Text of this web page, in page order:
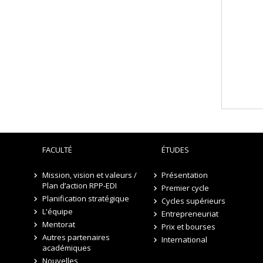
FACULTÉ
Mission, vision et valeurs /
Plan d’action RPP-EDI
Planification stratégique
L'équipe
Mentorat
Autres partenaires
académiques
Nouvelles
ÉTUDES
Présentation
Premier cycle
Cycles supérieurs
Entrepreneuriat
Prix et bourses
International